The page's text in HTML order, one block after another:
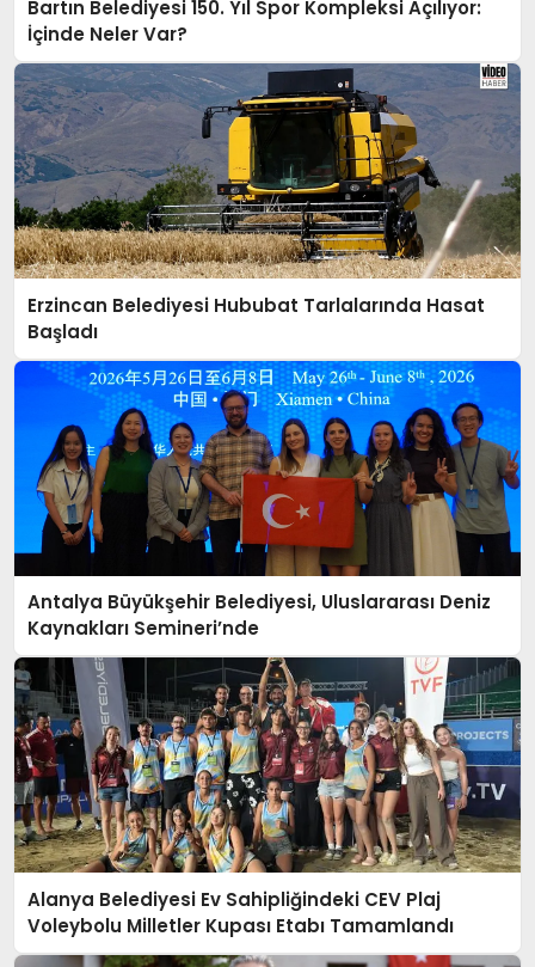
EKONOMI
TURIZM
SAĞLIK
İLETIŞIM
KÜNYE
Bartın Belediyesi 150. Yıl Spor Kompleksi Açılıyor:
İçinde Neler Var?
Erzincan Belediyesi Hububat Tarlalarında Hasat
Başladı
Antalya Büyükşehir Belediyesi, Uluslararası Deniz
Kaynakları Semineri’nde
Alanya Belediyesi Ev Sahipliğindeki CEV Plaj
Voleybolu Milletler Kupası Etabı Tamamlandı